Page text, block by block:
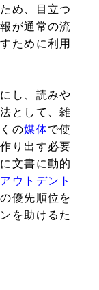
め、目立つ
が通常の流
ために利用
し、読みや
として、雑
の媒体で使
り出す必要
文書に動的
アウトデント
優先順位を
を助けるた